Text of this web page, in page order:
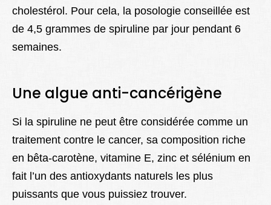
cholestérol. Pour cela, la posologie conseillée est
de 4,5 grammes de spiruline par jour pendant 6
semaines.
Une algue anti-cancérigène
Si la spiruline ne peut être considérée comme un
traitement contre le cancer, sa composition riche
en bêta-carotène, vitamine E, zinc et sélénium en
fait l’un des antioxydants naturels les plus
puissants que vous puissiez trouver.